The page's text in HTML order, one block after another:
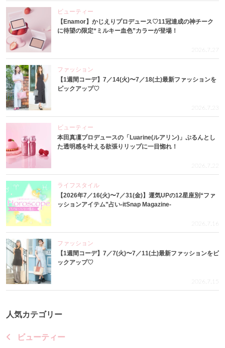
ビューティー
【Enamor】かじえりプロデュース♡11冠達成の神チーク
に待望の限定“ミルキー血色”カラーが登場！
2026.7.27
ファッション
【1週間コーデ】7／14(火)〜7／18(土)最新ファッションを
ピックアップ♡
2026.7.23
ビューティー
本田真凜プロデュースの「Luarine(ルアリン)」ぷるんとし
た透明感を叶える欲張りリップに一目惚れ！
2026.7.22
ライフスタイル
【2026年7／16(火)〜7／31(金)】運気UPの12星座別“ファ
ッションアイテム”占い-itSnap Magazine-
2026.7.16
ファッション
【1週間コーデ】7／7(火)〜7／11(土)最新ファッションをピ
ックアップ♡
2026.7.15
人気カテゴリー
ビューティー